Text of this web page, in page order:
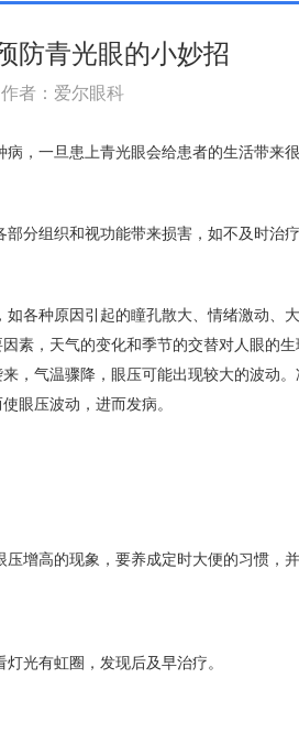
防青光眼的小妙招
者：爱尔眼科
，一旦患上青光眼会给患者的生活带来
分组织和视功能带来损害，如不及时治
各种原因引起的瞳孔散大、情绪激动、
素，天气的变化和季节的交替对人眼的
，气温骤降，眼压可能出现较大的波动
眼压波动，进而发病。
增高的现象，要养成定时大便的习惯，并
光有虹圈，发现后及早治疗。